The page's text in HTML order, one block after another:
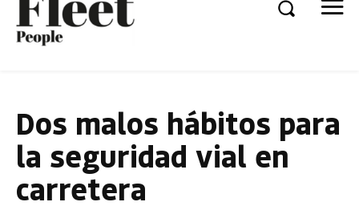
Dos malos hábitos para
la seguridad vial en
carretera